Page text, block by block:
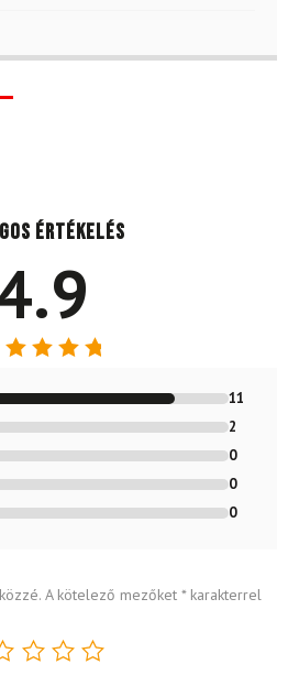
értékelés
/ 5
11
2
0
0
0
A kötelező mezőket *karakterrel